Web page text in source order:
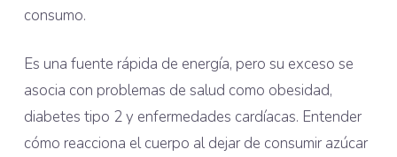
consumo.
Es una fuente rápida de energía, pero su exceso se
asocia con problemas de salud como obesidad,
diabetes tipo 2 y enfermedades cardíacas. Entender
cómo reacciona el cuerpo al dejar de consumir azúcar